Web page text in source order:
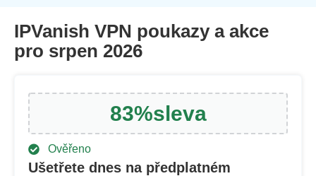
IPVanish VPN poukazy a akce
pro srpen 2026
83%sleva
Ověřeno
Ušetřete dnes na předplatném